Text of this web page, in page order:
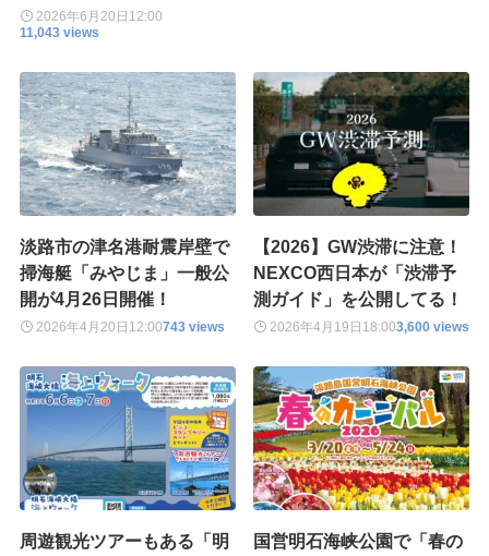
2026年6月20日 12:00
11,043 views
淡路市の津名港耐震岸壁で
掃海艇「みやじま」一般公
開が4月26日開催！
2026年4月20日 12:00743 views
【2026】GW渋滞に注意！
NEXCO西日本が「渋滞予
測ガイド」を公開してる！
2026年4月19日 18:003,600 views
周遊観光ツアーもある「明
国営明石海峡公園で「春の